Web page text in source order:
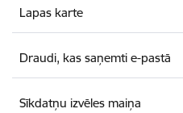
Lapas karte
Draudi, kas saņemti e-pastā
Sīkdatņu izvēles maiņa